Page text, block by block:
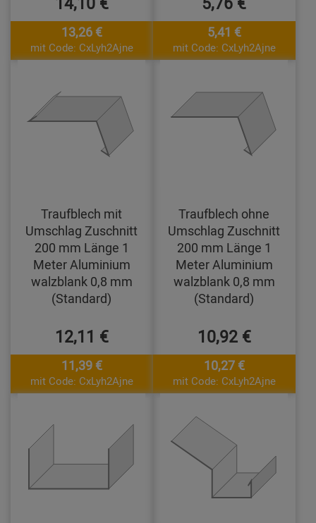
13,26 €
mit Code: CxLyh2Ajne
5,41 €
mit Code: CxLyh2Ajne
Traufblech mit
Umschlag Zuschnitt
200 mm Länge 1
Meter Aluminium
walzblank 0,8 mm
(Standard)
12,11 €
11,39 €
mit Code: CxLyh2Ajne
Traufblech ohne
Umschlag Zuschnitt
200 mm Länge 1
Meter Aluminium
walzblank 0,8 mm
(Standard)
10,92 €
10,27 €
mit Code: CxLyh2Ajne